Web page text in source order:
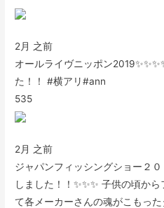
2月 之前
オールライヴニッポン
た！！ #横アリ#ann
535
2月 之前
ジャパンフィッシングショー２
しました！！✨✨✨ 子供の頃か
て各メーカーさんの魂がこもっ